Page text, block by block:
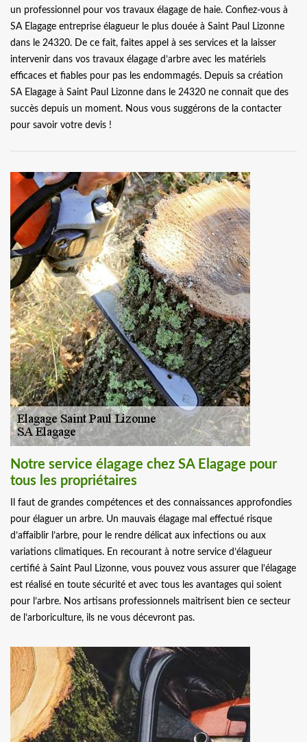
un professionnel pour vos travaux élagage de haie. Confiez-vous à
SA Elagage entreprise élagueur le plus douée à Saint Paul Lizonne
dans le 24320. De ce fait, faites appel à ses services et la laisser
intervenir dans vos travaux élagage d’arbre avec les matériels
efficaces et fiables pour pas les endommagés. Depuis sa création
SA Elagage à Saint Paul Lizonne dans le 24320 ne connait que des
succès depuis un moment. Nous vous suggérons de la contacter
pour savoir votre devis !
Notre service élagage chez SA Elagage pour
tous les propriétaires
Il faut de grandes compétences et des connaissances approfondies
pour élaguer un arbre. Un mauvais élagage mal effectué risque
d’affaiblir l’arbre, pour le rendre délicat aux infections ou aux
variations climatiques. En recourant à notre service d’élagueur
certifié à Saint Paul Lizonne, vous pouvez vous assurer que l’élagage
est réalisé en toute sécurité et avec tous les avantages qui soient
pour l’arbre. Nos artisans professionnels maitrisent bien ce secteur
de l’arboriculture, ils ne vous décevront pas.